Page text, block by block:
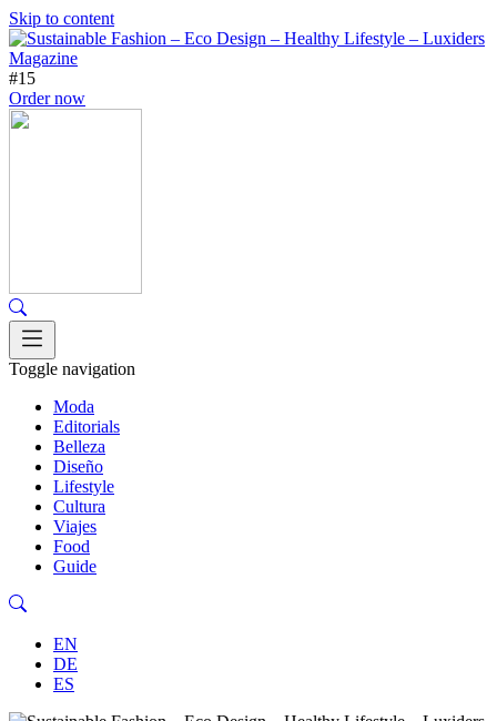
Skip to content
#15
Order now
Toggle navigation
Moda
Editorials
Belleza
Diseño
Lifestyle
Cultura
Viajes
Food
Guide
EN
DE
ES